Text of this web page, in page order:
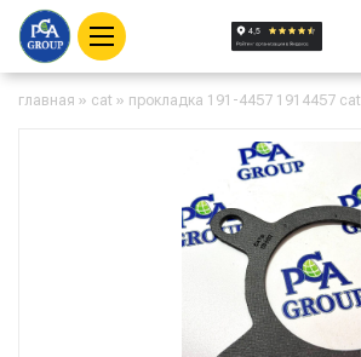
главная » cat » прокладка 191-4457 1914457 cat